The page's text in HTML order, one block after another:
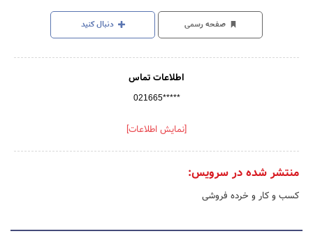
صفحه رسمی دنبال کنید
اطلاعات تماس
021665*****
[نمایش اطلاعات]
منتشر شده در سرویس:
کسب و کار و خرده فروشی